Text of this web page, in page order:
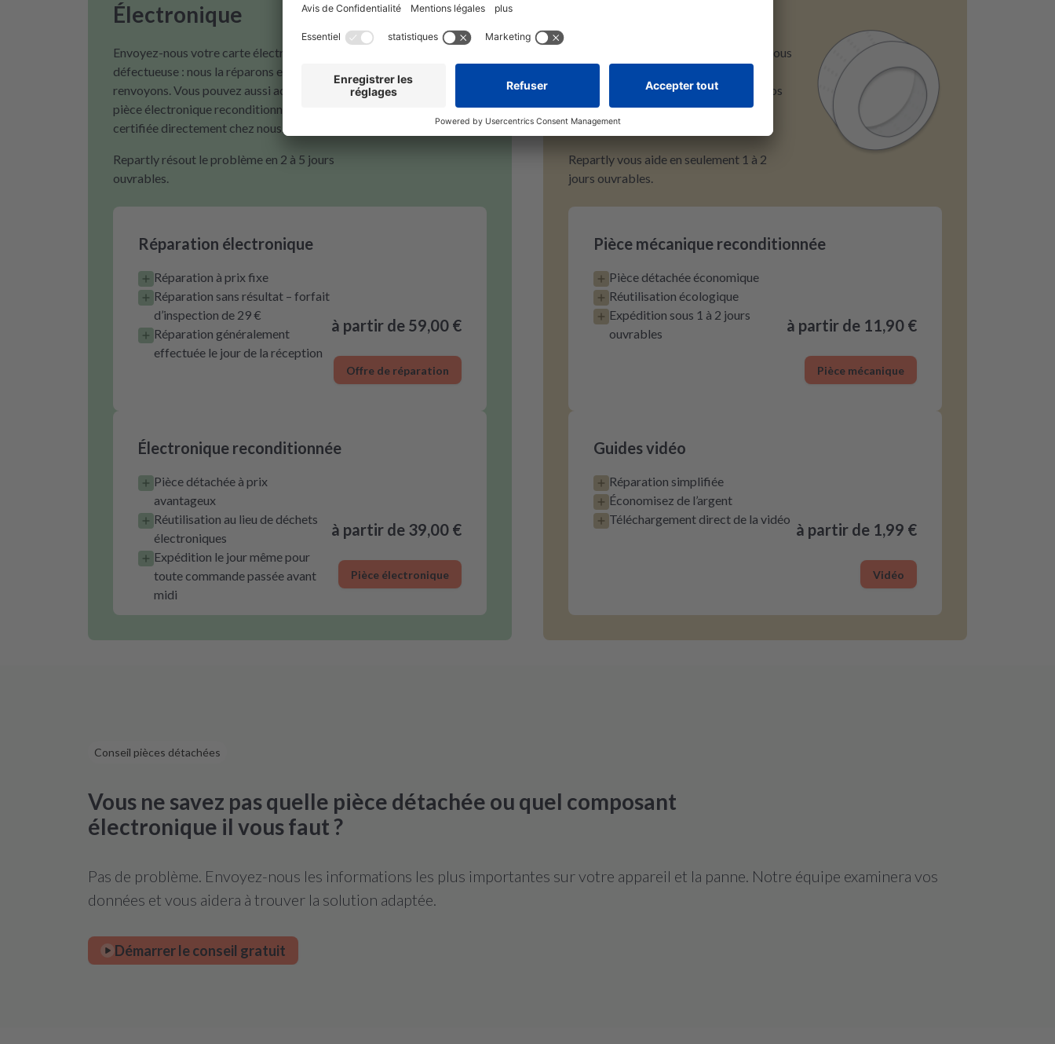
Électronique
Envoyez-nous votre carte électronique
défectueuse : nous la réparons et vous la
renvoyons. Vous pouvez aussi acheter une
pièce électronique reconditionnée et
certifiée directement chez nous.
Repartly résout le problème en 2 à 5 jours
ouvrables.
Réparation électronique
Réparation à prix fixe
Réparation sans résultat – forfait
d’inspection de 29 €
Réparation généralement
effectuée le jour de la réception
à partir de 59,00 €
Offre de réparation
Électronique reconditionnée
Pièce détachée à prix
avantageux
Réutilisation au lieu de déchets
électroniques
Expédition le jour même pour
toute commande passée avant
midi
à partir de 39,00 €
Pièce électronique
Pour tout problème mécanique, nous vous
proposons des pièces mécaniques
reconditionnées à petit prix. Grâce à nos
guides, la réparation devient facile et
rapide.
Repartly vous aide en seulement 1 à 2
jours ouvrables.
Pièce mécanique reconditionnée
Pièce détachée économique
Réutilisation écologique
Expédition sous 1 à 2 jours
ouvrables
à partir de 11,90 €
Pièce mécanique
Guides vidéo
Réparation simplifiée
Économisez de l’argent
Téléchargement direct de la vidéo
à partir de 1,99 €
Vidéo
Conseil pièces détachées
Vous ne savez pas quelle pièce détachée ou quel composant
électronique il vous faut ?
Pas de problème. Envoyez-nous les informations les plus importantes sur votre appareil et la panne. Notre équipe examinera vos
données et vous aidera à trouver la solution adaptée.
Démarrer le conseil gratuit